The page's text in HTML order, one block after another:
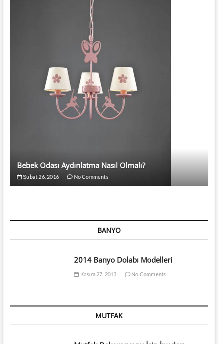
Bebek Odası Aydınlatma Nasıl Olmalı?
Şubat 26, 2016 No Comments
BANYO
2014 Banyo Dolabı Modelleri
Kasım 27, 2013 No Comments
MUTFAK